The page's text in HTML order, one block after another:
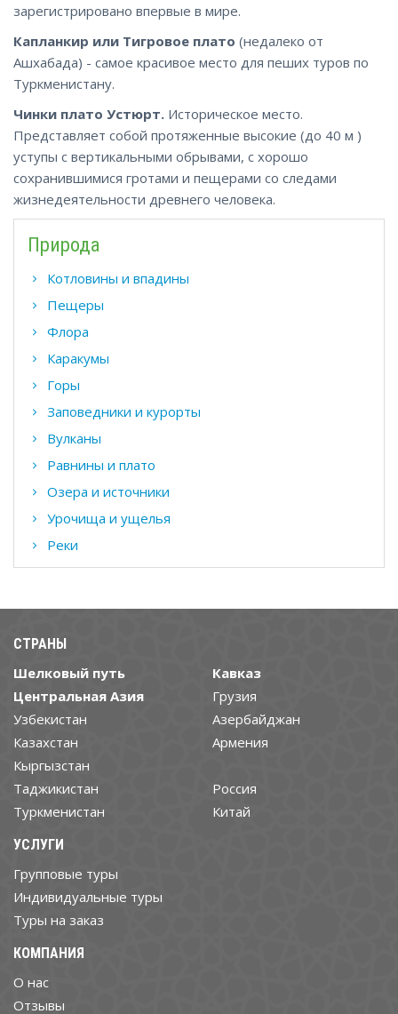
зарегистрировано впервые в мире.
Капланкир или Тигровое плато (недалеко от
Ашхабада) - самое красивое место для пеших туров по
Туркменистану.
Чинки плато Устюрт. Историческое место.
Представляет собой протяженные высокие (до 40 м )
уступы с вертикальными обрывами, с хорошо
сохранившимися гротами и пещерами со следами
жизнедеятельности древнего человека.
Природа
Котловины и впадины
Пещеры
Флора
Каракумы
Горы
Заповедники и курорты
Вулканы
Равнины и плато
Озера и источники
Урочища и ущелья
Реки
СТРАНЫ
Шелковый путь
Центральная Азия
Узбекистан
Казахстан
Кыргызстан
Таджикистан
Туркменистан
Кавказ
Грузия
Азербайджан
Армения
Россия
Китай
УСЛУГИ
Групповые туры
Индивидуальные туры
Туры на заказ
КОМПАНИЯ
О нас
Отзывы